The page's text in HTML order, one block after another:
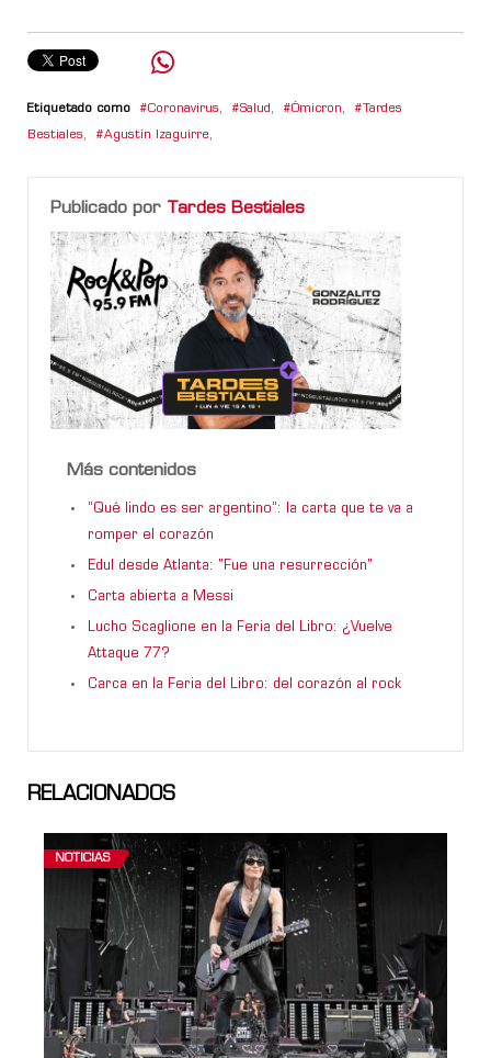
Etiquetado como Coronavirus, Salud , Ómicron, Tardes
Bestiales, Agustín Izaguirre,
Publicado por Tardes Bestiales
Más contenidos
“Qué lindo es ser argentino”: la carta que te va a
romper el corazón
Edul desde Atlanta: "Fue una resurrección"
Carta abierta a Messi
Lucho Scaglione en la Feria del Libro: ¿Vuelve
Attaque 77?
Carca en la Feria del Libro: del corazón al rock
RELACIONADOS
NOTICIAS